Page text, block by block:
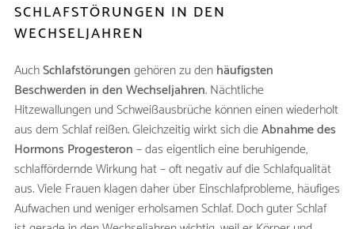
SCHLAFSTÖRUNGEN IN DEN
WECHSELJAHREN
AuchSchlafstörungengehören zu denhäufigsten
Beschwerden in den Wechseljahren. Nächtliche
Hitzewallungen und Schweißausbrüche können einen wiederholt
aus dem Schlaf reißen. Gleichzeitig wirkt sich dieAbnahme des
Hormons Progesteron– das eigentlich eine beruhigende,
schlaffördernde Wirkung hat – oft negativ auf die Schlafqualität
aus. Viele Frauen klagen daher über Einschlafprobleme, häufiges
Aufwachen und weniger erholsamen Schlaf. Doch guter Schlaf